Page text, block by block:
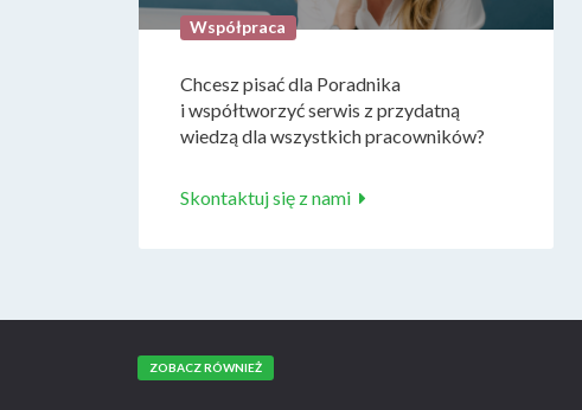
Współpraca
Chcesz pisać dla Poradnika
i współtworzyć serwis z przydatną
wiedzą dla wszystkich pracowników?
Skontaktuj się z nami
ZOBACZ RÓWNIEŻ